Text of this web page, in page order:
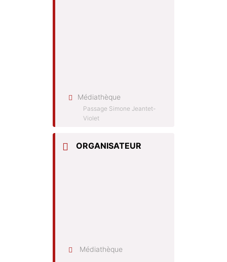
Médiathèque
Passage Simone Jeantet-
Violet
ORGANISATEUR
Médiathèque